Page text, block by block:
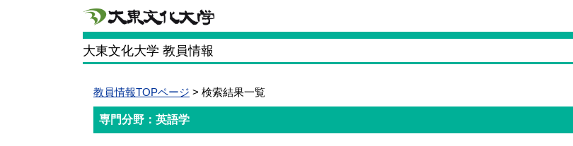
大東文化大学 教員情報
教員情報TOPページ > 検索結果一覧
専門分野：英語学